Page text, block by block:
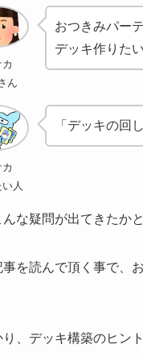
ん
おつきみパー
デッキ作りたい
人
「デッキの回
な疑問が出てきたかと
事を読んで頂く事で、
り、デッキ構築のヒン